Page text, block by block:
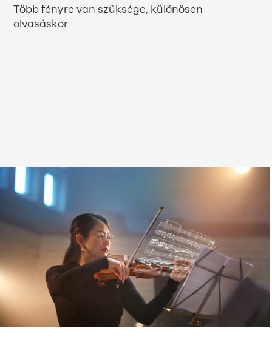
Több fényre van szüksége, különösen
olvasáskor